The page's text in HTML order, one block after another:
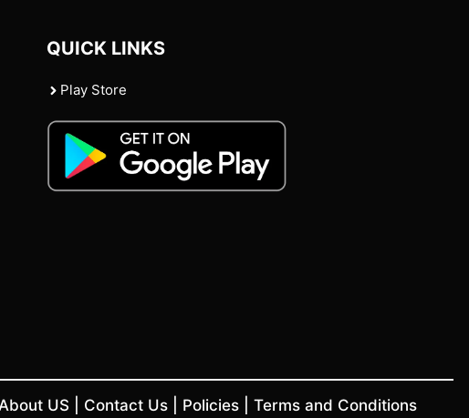
QUICK LINKS
Play Store
About US Contact Us Policies Terms and Conditions